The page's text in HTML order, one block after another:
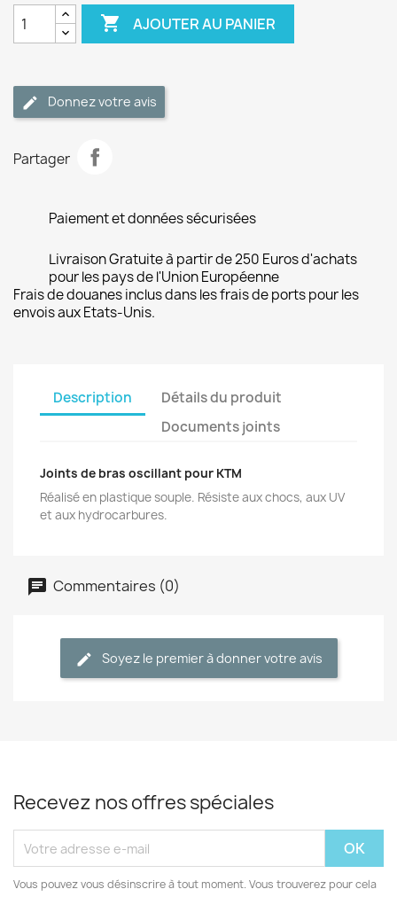
 AJOUTER AU PANIER
Donnez votre avis
Partager
Paiement et données sécurisées
Livraison Gratuite à partir de 250 Euros d'achats
pour les pays de l'Union Européenne
Frais de douanes inclus dans les frais de ports pour les
envois aux Etats-Unis.
Description
Détails du produit
Documents joints
Joints de bras oscillant pour KTM
Réalisé en plastique souple. Résiste aux chocs, aux UV
et aux hydrocarbures.
Commentaires (0)
Soyez le premier à donner votre avis
Recevez nos offres spéciales
Vous pouvez vous désinscrire à tout moment. Vous trouverez pour cela